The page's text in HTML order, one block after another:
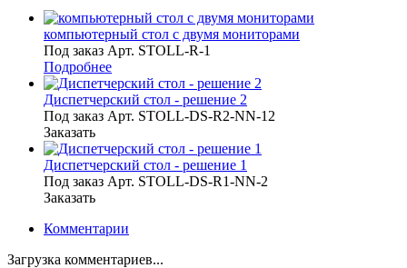
компьютерный стол с двумя мониторами
Под заказ Арт. STOLL-R-1
Подробнее
Диспетчерский стол - решение 2
Под заказ Арт. STOLL-DS-R2-NN-12
Заказать
Диспетчерский стол - решение 1
Под заказ Арт. STOLL-DS-R1-NN-2
Заказать
Комментарии
Загрузка комментариев...